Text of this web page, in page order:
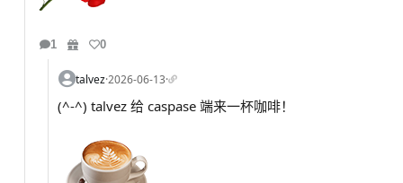
1 0
talvez·2026-06-13·
(^-^) talvez 给 caspase 端来一杯咖啡！